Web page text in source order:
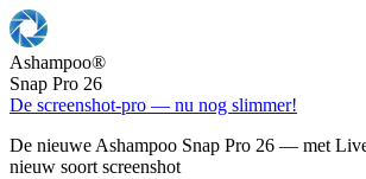
Ashampoo®
Snap Pro 26
De screenshot-pro — nu nog slimmer!
De nieuwe Ashampoo Snap Pro 26 — met
nieuw soort screenshot